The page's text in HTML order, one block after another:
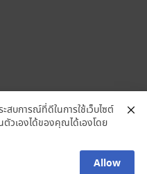
REDMI
สบการณ์ที่ดีในการใช้เว็บไซต์
วเองได้ของคุณได้เองโดย
Allow